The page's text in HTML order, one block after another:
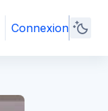
Connexion